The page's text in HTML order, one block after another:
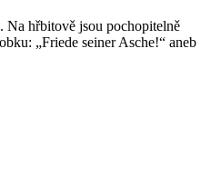
Na hřbitově jsou pochopitelně
„Friede seiner Asche!“ aneb